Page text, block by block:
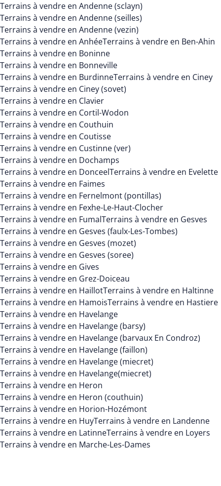
Terrains à vendre en Andenne (sclayn)
Terrains à vendre en Andenne (seilles)
Terrains à vendre en Andenne (vezin)
Terrains à vendre en AnhéeTerrains à vendre en Ben-Ahin
Terrains à vendre en Boninne
Terrains à vendre en Bonneville
Terrains à vendre en BurdinneTerrains à vendre en Ciney
Terrains à vendre en Ciney (sovet)
Terrains à vendre en Clavier
Terrains à vendre en Cortil-Wodon
Terrains à vendre en Couthuin
Terrains à vendre en Coutisse
Terrains à vendre en Custinne (ver)
Terrains à vendre en Dochamps
Terrains à vendre en DonceelTerrains à vendre en Evelette
Terrains à vendre en Faimes
Terrains à vendre en Fernelmont (pontillas)
Terrains à vendre en Fexhe-Le-Haut-Clocher
Terrains à vendre en FumalTerrains à vendre en Gesves
Terrains à vendre en Gesves (faulx-Les-Tombes)
Terrains à vendre en Gesves (mozet)
Terrains à vendre en Gesves (soree)
Terrains à vendre en Gives
Terrains à vendre en Grez-Doiceau
Terrains à vendre en HaillotTerrains à vendre en Haltinne
Terrains à vendre en HamoisTerrains à vendre en Hastiere
Terrains à vendre en Havelange
Terrains à vendre en Havelange (barsy)
Terrains à vendre en Havelange (barvaux En Condroz)
Terrains à vendre en Havelange (faillon)
Terrains à vendre en Havelange (miecret)
Terrains à vendre en Havelange(miecret)
Terrains à vendre en Heron
Terrains à vendre en Heron (couthuin)
Terrains à vendre en Horion-Hozémont
Terrains à vendre en HuyTerrains à vendre en Landenne
Terrains à vendre en LatinneTerrains à vendre en Loyers
Terrains à vendre en Marche-Les-Dames